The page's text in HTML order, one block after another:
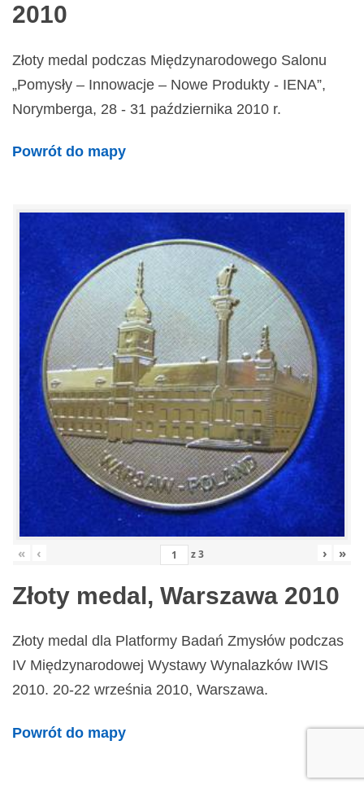
2010
Złoty medal podczas Międzynarodowego Salonu
„Pomysły – Innowacje – Nowe Produkty - IENA”,
Norymberga, 28 - 31 października 2010 r.
Powrót do mapy
« ‹ z3 › »
Złoty medal, Warszawa 2010
Złoty medal dla Platformy Badań Zmysłów podczas
IV Międzynarodowej Wystawy Wynalazków IWIS
2010. 20-22 września 2010, Warszawa.
Powrót do mapy